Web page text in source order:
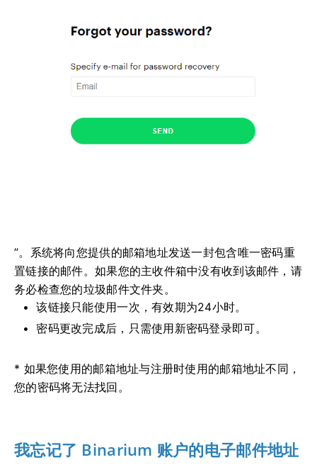
”。系统将向您提供的邮箱地址发送一封包含唯一密码重
置链接的邮件。如果您的主收件箱中没有收到该邮件，请
务必检查您的垃圾邮件文件夹。
该链接只能使用一次，有效期为24小时。
密码更改完成后，只需使用新密码登录即可。
* 如果您使用的邮箱地址与注册时使用的邮箱地址不同，
您的密码将无法找回。
我忘记了 Binarium 账户的电子邮件地址